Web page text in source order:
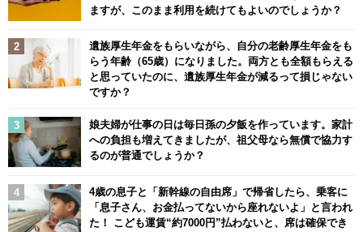
ますが、このまま利用を続けてもよいのでしょうか？
遺族厚生年金をもらいながら、自分の老齢厚生年金をも
らう年齢（65歳）になりました。両方とも全額もらえる
と思っていたのに、遺族厚生年金が減るって損じゃない
ですか？
娘夫婦が仕事の日は毎日孫の夕飯を作っています。家計
への負担も増えてきましたが、祖父母なら無償で協力す
るのが普通でしょうか？
4歳の息子と「新幹線の自由席」で帰省したら、乗客に
「息子さん、お金払ってないから座れないよ」と言われ
た！ こども運賃“約7000円”払わないと、席は確保でき